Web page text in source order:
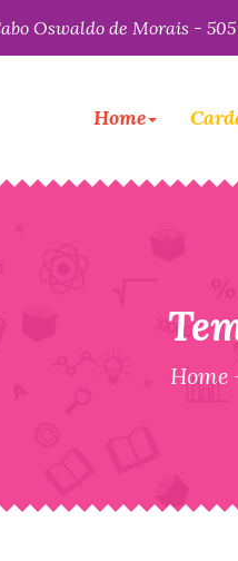
Oswaldo de Morais -
Home
Home